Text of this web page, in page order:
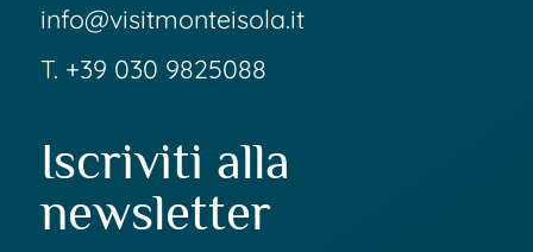
info@visitmonteisola.it
T. +39 030 9825088
Iscriviti alla
newsletter